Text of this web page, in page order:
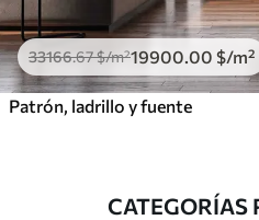
33166.67$/m²19900 .00 $/m²
Patrón, ladrillo y fuente
CATEGORÍAS